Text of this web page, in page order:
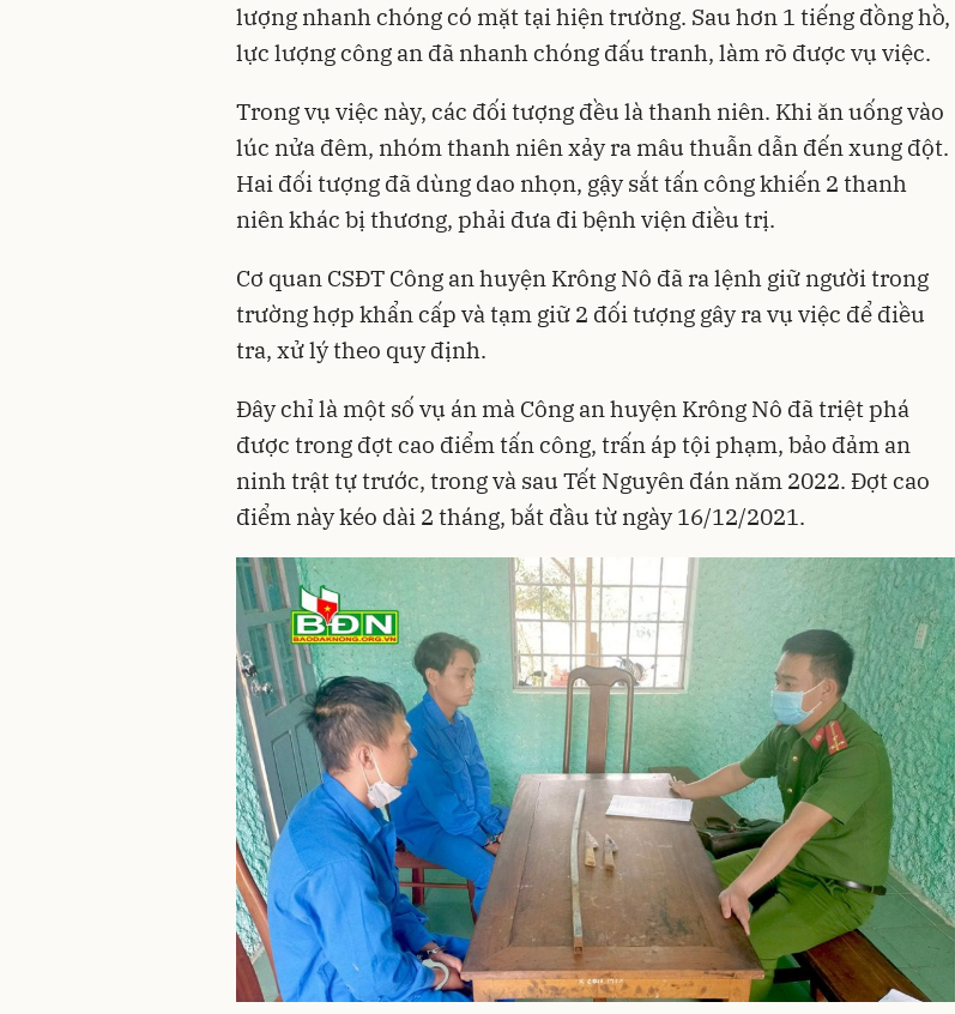
lượng nhanh chóng có mặt tại hiện trường. Sau hơn 1 tiếng đồng hồ,
lực lượng công an đã nhanh chóng đấu tranh, làm rõ được vụ việc.
Trong vụ việc này, các đối tượng đều là thanh niên. Khi ăn uống vào
lúc nửa đêm, nhóm thanh niên xảy ra mâu thuẫn dẫn đến xung đột.
Hai đối tượng đã dùng dao nhọn, gậy sắt tấn công khiến 2 thanh
niên khác bị thương, phải đưa đi bệnh viện điều trị.
Cơ quan CSĐT Công an huyện Krông Nô đã ra lệnh giữ người trong
trường hợp khẩn cấp và tạm giữ 2 đối tượng gây ra vụ việc để điều
tra, xử lý theo quy định.
Đây chỉ là một số vụ án mà Công an huyện Krông Nô đã triệt phá
được trong đợt cao điểm tấn công, trấn áp tội phạm, bảo đảm an
ninh trật tự trước, trong và sau Tết Nguyên đán năm 2022. Đợt cao
điểm này kéo dài 2 tháng, bắt đầu từ ngày 16/12/2021.